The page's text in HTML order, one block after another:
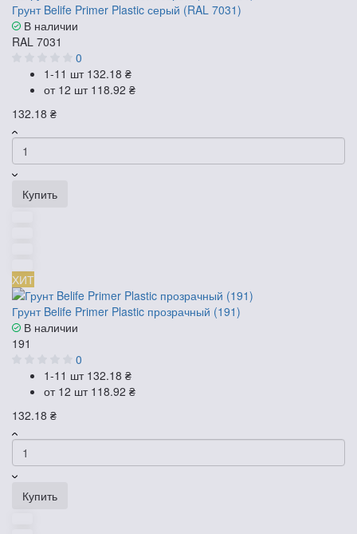
Грунт Belife Primer Plastic серый (RAL 7031)
В наличии
RAL 7031
0
1-11 шт 132.18 ₴
от 12 шт 118.92 ₴
132.18 ₴
Купить
ХИТ
Грунт Belife Primer Plastic прозрачный (191)
В наличии
191
0
1-11 шт 132.18 ₴
от 12 шт 118.92 ₴
132.18 ₴
Купить